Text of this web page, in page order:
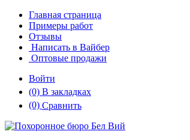
Главная страница
Примеры работ
Отзывы
Написать в Вайбер
Оптовые продажи
Войти
(0) В закладках
(0) Сравнить